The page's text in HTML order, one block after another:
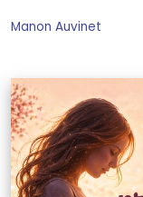
Manon Auvinet